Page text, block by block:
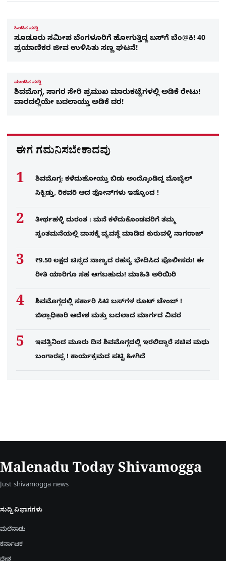
ಹಿಂದಿನ ಸುದ್ದಿ
ಸೂಡೂರು ಸಮೀಪ ಬೆಂಗಳೂರಿಗೆ ಹೋಗುತ್ತಿದ್ದ ಬಸ್​ಗೆ ಬೆಂ@ಕಿ! 40
ಪ್ರಯಾಣಿಕರ ಜೀವ ಉಳಿಸಿತು ಸಣ್ಣ ಘಟನೆ!
ಮುಂದಿನ ಸುದ್ದಿ
ಶಿವಮೊಗ್ಗ, ಸಾಗರ ಸೇರಿ ಪ್ರಮುಖ ಮಾರುಕಟ್ಟೆಗಳಲ್ಲಿ ಅಡಿಕೆ ರೇಟು!
ವಾರದಲ್ಲಿಯೇ ಬದಲಾಯ್ತು ಅಡಿಕೆ ದರ!
ಈಗ ಗಮನಿಸಬೇಕಾದವು
ಶಿವಮೊಗ್ಗ: ಕಳೆದುಹೋಯ್ತು ಬಿಡು ಅಂದ್ಕೊಂಡಿದ್ದ ಮೊಬೈಲ್​
ಸಿಕ್ಬಿಡ್ತು, ರಿಕವರಿ ಆದ ಫೋನ್​ಗಳು​ ಇಷ್ಟೊಂದ !
ತೀರ್ಥಹಳ್ಳಿ ದುರಂತ : ಮನೆ ಕಳೆದುಕೊಂಡವರಿಗೆ ತಮ್ಮ
ಸ್ವಂತಮನೆಯಲ್ಲಿ ವಾಸಕ್ಕೆ ವ್ಯವಸ್ಥೆ ಮಾಡಿದ ಕುರುವಳ್ಳಿ ನಾಗರಾಜ್​​
₹9.50 ಲಕ್ಷದ ಚಿನ್ನದ ನಾಣ್ಯದ ರಹಸ್ಯ ಭೇದಿಸಿದ ಪೊಲೀಸರು! ಈ
ರೀತಿ ಯಾರಿಗೂ ಸಹ ಆಗಬಹುದು! ಮಾಹಿತಿ ಅರಿಯಿರಿ
ಶಿವಮೊಗ್ಗದಲ್ಲಿ ಸರ್ಕಾರಿ ಸಿಟಿ ಬಸ್​ಗಳ ರೂಟ್ ಚೇಂಜ್ !
ಜಿಲ್ಲಾಧಿಕಾರಿ ಆದೇಶ ಮತ್ತು ಬದಲಾದ ಮಾರ್ಗದ ವಿವರ
ಇವತ್ತಿನಿಂದ ಮೂರು ದಿನ ಶಿವಮೊಗ್ಗದಲ್ಲಿ ಇರಲಿದ್ದಾರೆ ಸಚಿವ ಮಧು
ಬಂಗಾರಪ್ಪ ! ಕಾರ್ಯಕ್ರಮದ ಪಟ್ಟಿ ಹೀಗಿದೆ
Malenadu Today Shivamogga
Just shivamogga news
ಸುದ್ದಿ ವಿಭಾಗಗಳು
ಮಲೆನಾಡು
ಕರ್ನಾಟಕ